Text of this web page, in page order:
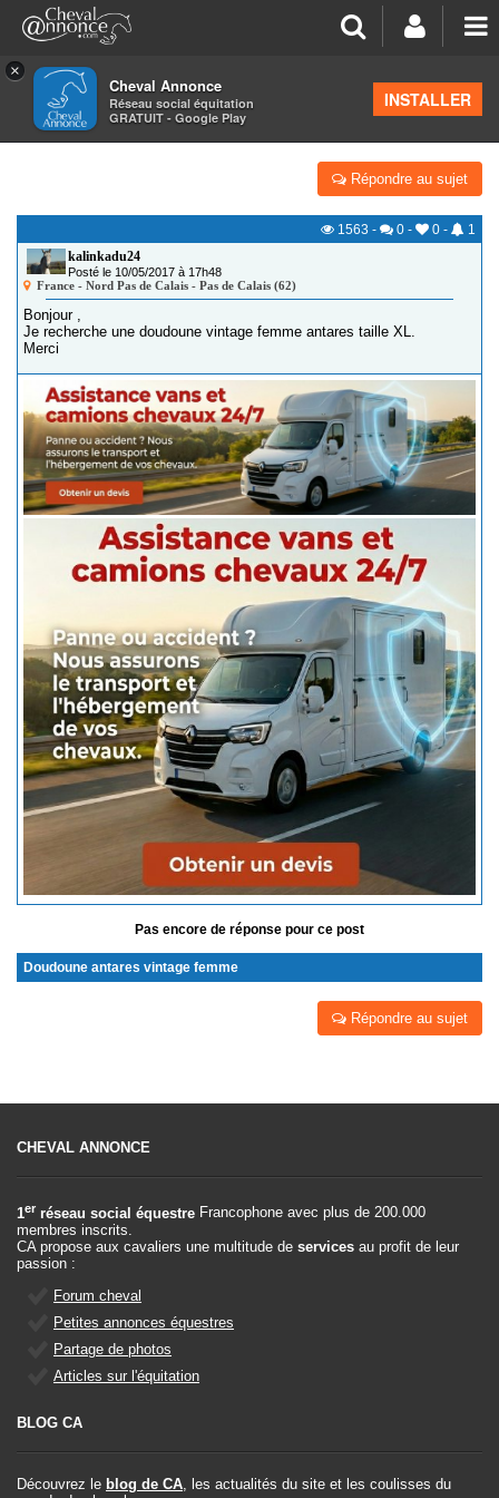
×
Cheval Annonce
Réseau social équitation
GRATUIT - Google Play
INSTALLER
>Petites annonces>Équipements du cavalier
DOUDOUNE ANTARES VINTAGE FEMME
Répondre au sujet
1563 - 0 - 0 -
1
kalinkadu24
Posté le 10/05/2017 à 17h48
France - Nord Pas de Calais - Pas de Calais (62)
Bonjour ,
Je recherche une doudoune vintage femme antares taille XL.
Merci
Pas encore de réponse pour ce post
Doudoune antares vintage femme
Répondre au sujet
CHEVAL ANNONCE
1er réseau social équestre Francophone avec plus de 200.000
membres inscrits.
CA propose aux cavaliers une multitude de services au profit de leur
passion :
Forum cheval
Petites annonces équestres
Partage de photos
Articles sur l'équitation
BLOG CA
Découvrez le blog de CA , les actualités du site et les coulisses du